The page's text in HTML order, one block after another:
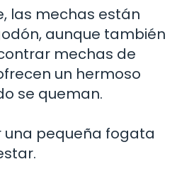
las mechas están
aunque también
mechas de
un hermoso
se queman.
una pequeña fogata